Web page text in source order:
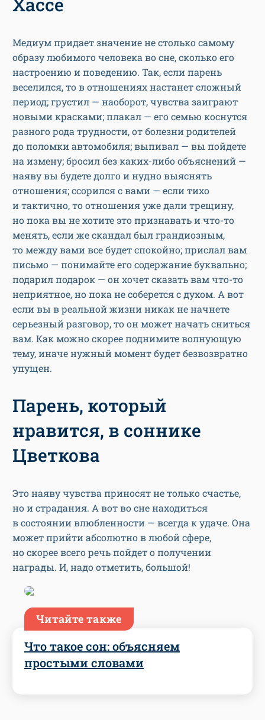
Хассе
Медиум придает значение не столько самому
образу любимого человека во сне, сколько его
настроению и поведению. Так, если парень
веселился, то в отношениях настанет сложный
период; грустил — наоборот, чувства заиграют
новыми красками; плакал — его семью коснутся
разного рода трудности, от болезни родителей
до поломки автомобиля; выпивал — вы пойдете
на измену; бросил без каких-либо объяснений —
наяву вы будете долго и нудно выяснять
отношения; ссорился с вами — если тихо
и тактично, то отношения уже дали трещину,
но пока вы не хотите это признавать и что-то
менять, если же скандал был грандиозным,
то между вами все будет спокойно; прислал вам
письмо — понимайте его содержание буквально;
подарил подарок — он хочет сказать вам что-то
неприятное, но пока не соберется с духом. А вот
если вы в реальной жизни никак не начнете
серьезный разговор, то он может начать сниться
вам. Как можно скорее поднимите волнующую
тему, иначе нужный момент будет безвозвратно
упущен.
Парень, который
нравится, в соннике
Цветкова
Это наяву чувства приносят не только счастье,
но и страдания. А вот во сне находиться
в состоянии влюбленности — всегда к удаче. Она
может прийти абсолютно в любой сфере,
но скорее всего речь пойдет о получении
награды. И, надо отметить, большой!
Читайте также
Что такое сон: объясняем
простыми словами